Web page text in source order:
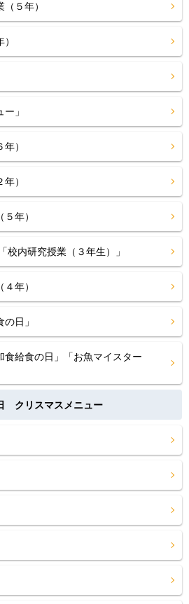
５年）
」
）
）
年）
内研究授業（３年生）」
年）
日」
食給食の日」「お魚マイスター
クリスマスメニュー